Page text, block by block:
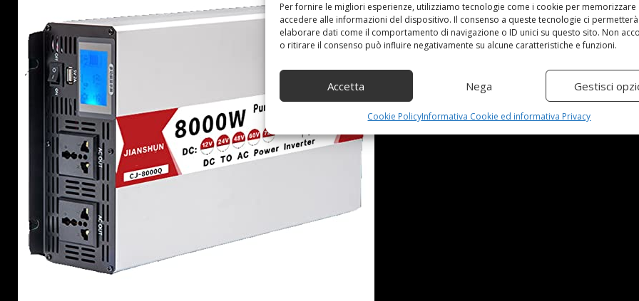
Per fornire le migliori esperienze, utilizziamo tecnologie come i cookie per memorizzare
accedere alle informazioni del dispositivo. Il consenso a queste tecnologie ci
elaborare dati come il comportamento di navigazione o ID unici su questo sito. Non
o ritirare il consenso può influire negativamente su alcune caratteristiche e funzioni.
Accetta Nega Gestisci
Cookie PolicyInformativa Cookie ed informativa Privacy